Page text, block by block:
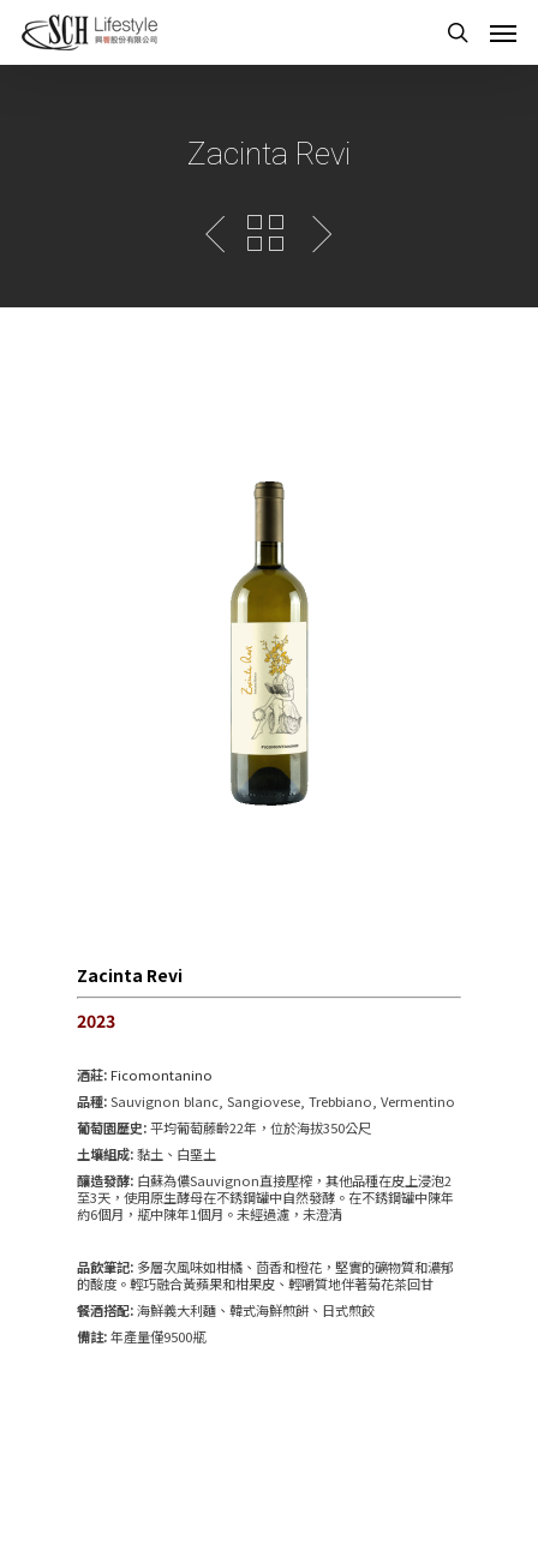
Zacinta Revi
Zacinta Revi
2023
酒莊:Ficomontanino
品種:Sauvignon blanc, Sangiovese, Trebbiano, Vermentino
葡萄園歷史:平均葡萄藤齡22年，位於海拔350公尺
土壤組成:黏土、白堊土
釀造發酵: 白蘇為儂Sauvignon直接壓榨，其他品種在皮上浸泡2
至3天，使用原生酵母在不銹鋼罐中自然發酵。在不銹鋼罐中陳年
約6個月，瓶中陳年1個月。未經過濾，未澄清
品飲筆記: 多層次風味如柑橘、茴香和橙花，堅實的礦物質和濃郁
的酸度。輕巧融合黃蘋果和柑果皮、輕嚼質地伴著菊花茶回甘
餐酒搭配:海鮮義大利麵、韓式海鮮煎餅、日式煎餃
備註:年產量僅9500瓶